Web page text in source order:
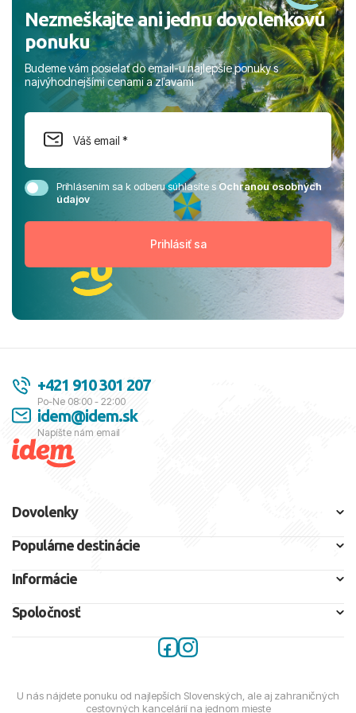
Nezmeškajte ani jednu dovolenkovú
ponuku
Budeme vám posielať do email-u najlepšie ponuky s
najvýhodnejšími cenami a zľavami
Prihlásením sa k odberu súhlasíte sOchranou osobných
údajov
+421 910 301 207
Po-Ne 08:00 - 22:00
idem@idem.sk
Napíšte nám email
Dovolenky
Populárne destinácie
Informácie
Spoločnosť
U nás nájdete ponuku od najlepších Slovenských, ale aj zahraničných
cestovných kancelárií na jednom mieste